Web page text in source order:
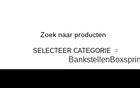
SELECTEER CATEGORIE
Bankstellen